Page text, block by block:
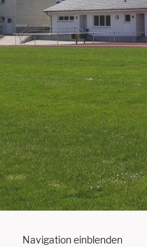
Navigation einblenden